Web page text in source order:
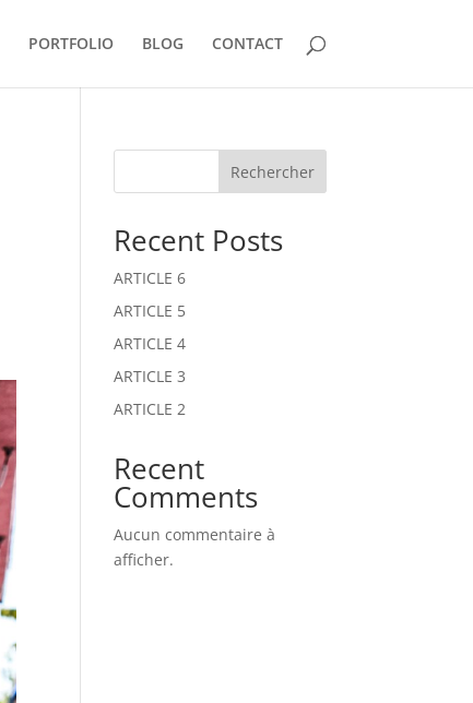
PORTFOLIO BLOG CONTACT
Rechercher
Recent Posts
ARTICLE 6
ARTICLE 5
ARTICLE 4
ARTICLE 3
ARTICLE 2
Recent
Comments
Aucun commentaire à
afficher.